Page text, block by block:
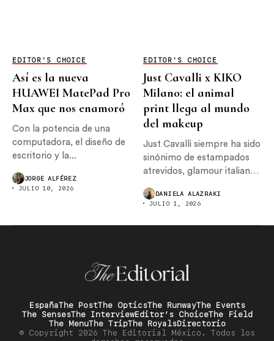
EDITOR'S CHOICE
Así es la nueva
HUAWEI MatePad Pro
Max que nos enamoró
Con la potencia de una
computadora, el diseño de
escritorio y la...
JORGE ALFÉREZ
JULIO 10, 2026
EDITOR'S CHOICE
Just Cavalli x KIKO
Milano: el animal
print llega al mundo
del makeup
Just Cavalli siempre ha sido
sinónimo de estampados
atrevidos, glamour italiano
DANIELA ALAZRAKI
JULIO 1, 2026
EspañaThe PostThe OpticsThe RunwayThe Events
The SensesThe InterviewEditor’s ChoiceThe Field
The MenuThe TripThe RoyalsDirectorio
© Copyright 2026 The Editorial México. Todos los